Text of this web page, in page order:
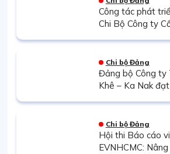
Công tác phát
Chi Bộ Công ty
Chi bộ Đảng
Đảng bộ Công ty
Khê – Ka Nak
Chi bộ Đảng
Hội thi Báo cáo
EVNHCMC: